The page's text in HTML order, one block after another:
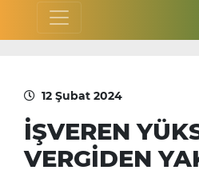
12 Şubat 2024
İŞVEREN
VERGİDEN